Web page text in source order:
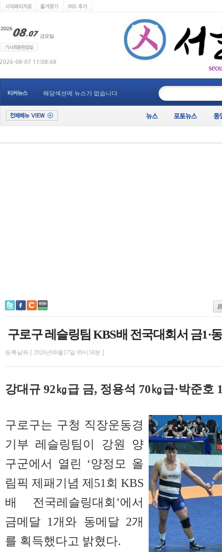
티커뉴스 해당섹션에 뉴스가 없습니다
구로구 레슬링팀 KBS배 전국대회서 금1·
등록날짜 [ 2026년06월17일 09시58분 ]
강대규 92㎏급 금, 정용석 70㎏급·박준호
구로구는 구청 직장운동경
기부 레슬링팀이 강원 양
구군에서 열린 ‘양정모 올
림픽 제패기념 제51회 KBS
배 전국레슬링대회’에서
금메달 1개와 동메달 2개
를 획득했다고 밝혔다.